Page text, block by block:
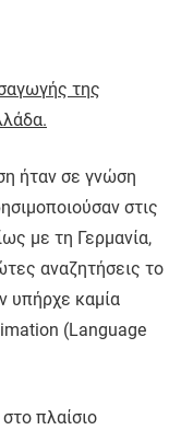
της
ήταν σε γνώση
στις
με τη Γερμανία,
αναζητήσεις το
υπήρχε καμία
(Language
πλαίσιο